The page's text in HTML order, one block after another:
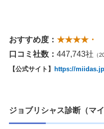
おすすめ度： ★★★★・
口コミ社数： 447,743社 （
【公式サイト】 https://
ジョブリシャス診断（マイ